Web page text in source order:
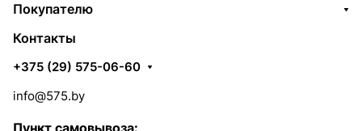
Покупателю
Контакты
+375 (29) 575-06-60
info@575.by
Пункт самовывоза: